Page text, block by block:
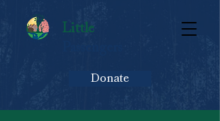
Little
Donate